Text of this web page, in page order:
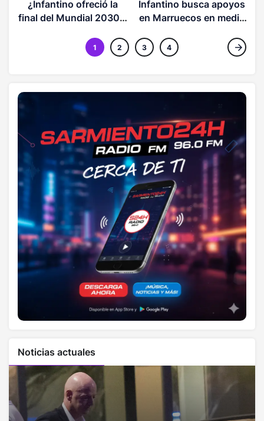
¿Infantino ofreció la
final del Mundial 2030 a
sabe de la controversia
Infantino busca apoyos
en Marruecos en medio
1 2 3 4
Noticias actuales